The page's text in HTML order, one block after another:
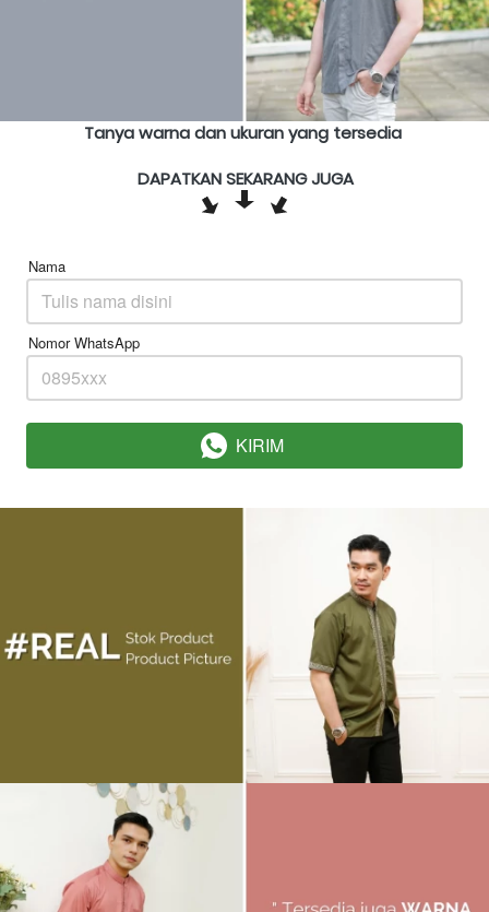
Tanya warna dan ukuran yang tersedia
DAPATKAN SEKARANG JUGA
Nama
Nomor WhatsApp
` KIRIM